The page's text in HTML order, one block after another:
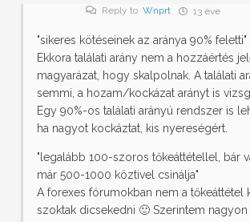
Reply to Wnprt 13 éve
"sikeres kötéseinek az aránya 90% feletti"
Ekkora találati arány nem a hozzáértés
magyarázat, hogy skalpolnak. A találati
semmi, a hozam/kockázat arányt is
Egy 90%-os találati arányú rendszer is
ha nagyot kockáztat, kis nyereségért.
"legalább 100-szoros tőkeáttétellel, bár
már 500-1000 köztivel csinálja"
A forexes fórumokban nem a tőkeáttétel
szoktak dicsekedni 🙂 Szerintem nagyon